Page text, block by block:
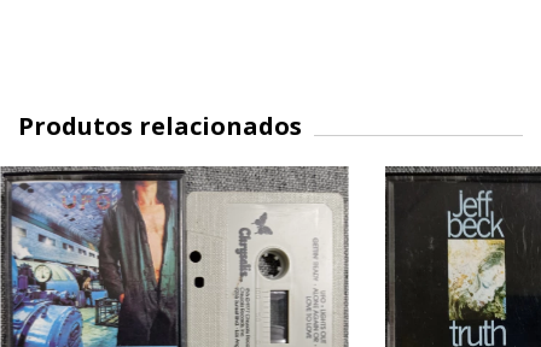
Produtos relacionados